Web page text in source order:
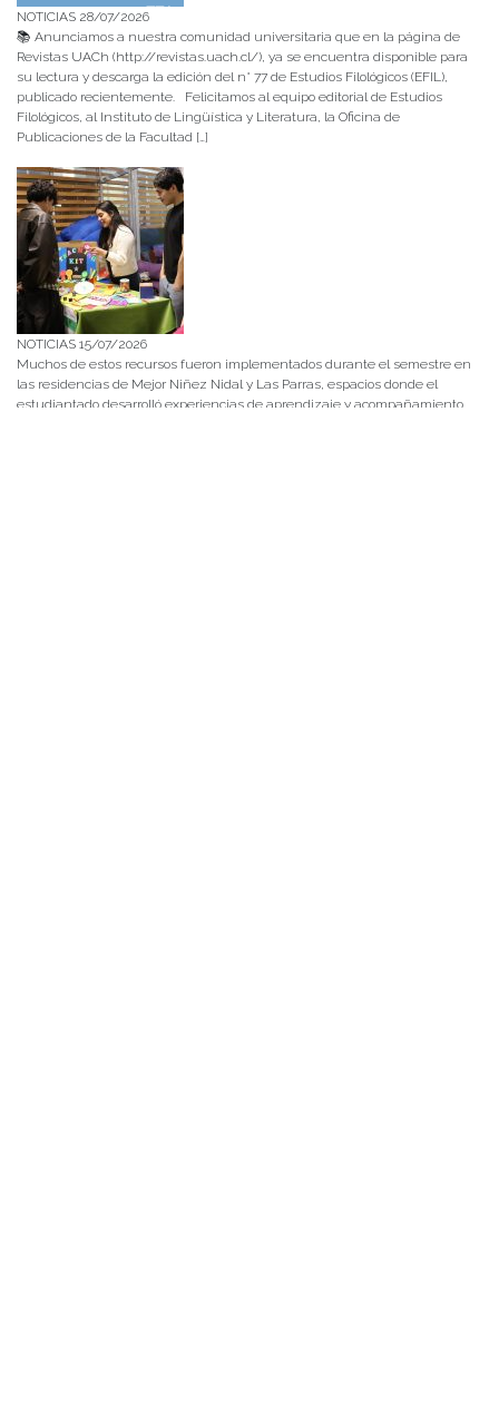
NOTICIAS 28/07/2026
📚 Anunciamos a nuestra comunidad universitaria que en la página de
Revistas UACh (http://revistas.uach.cl/), ya se encuentra disponible para
su lectura y descarga la edición del n° 77 de Estudios Filológicos (EFIL),
publicado recientemente. Felicitamos al equipo editorial de Estudios
Filológicos, al Instituto de Lingüística y Literatura, la Oficina de
Publicaciones de la Facultad […]
NOTICIAS 15/07/2026
Muchos de estos recursos fueron implementados durante el semestre en
las residencias de Mejor Niñez Nidal y Las Parras, espacios donde el
estudiantado desarrolló experiencias de aprendizaje y acompañamiento.